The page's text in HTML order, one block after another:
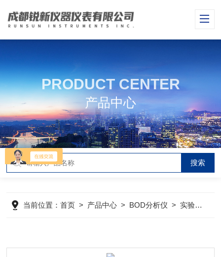
PRODUCT CENTER
产品中心
当前位置：首页 > 产品中心 > BOD分析仪 > 实验室BOD测定仪